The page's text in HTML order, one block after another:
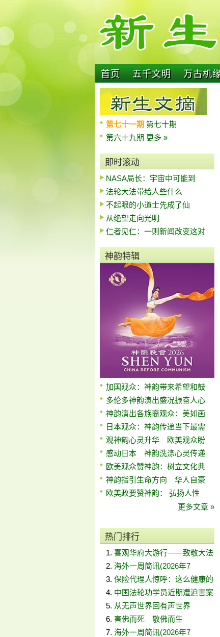
首页 五千文明 万古机
第七十一期 第七十期
第六十九期 更多 »
即时滚动
NASA局长：宇宙中可能到
法轮大法带给人些什么
不起眼的小道士先成了仙
从绝望走向光明
仁者见仁：一则新闻改变这对
神韵特辑
加国观众：神韵带来希望和鼓
多伦多神韵演出盛况振奋人心
神韵演出各族裔观众：美如画
日本观众：神韵传递当下最需
观神韵心灵升华 欧美观众盼
感动日本 神韵洗涤心灵传递
欧美观众赞神韵：树立文化典
神韵指引生命方向 华人自豪
欧美政要赞神韵： 弘扬人性
更多文章 »
热门排行
喜观华府大游行——致敬大法
海外一周简讯(2026年7
保险代理人惊呼：这么健康的
中国法轮功学员近期遭迫害案
从无声世界回有声世界
害佛而死 敬佛而生
海外一周简讯(2026年7